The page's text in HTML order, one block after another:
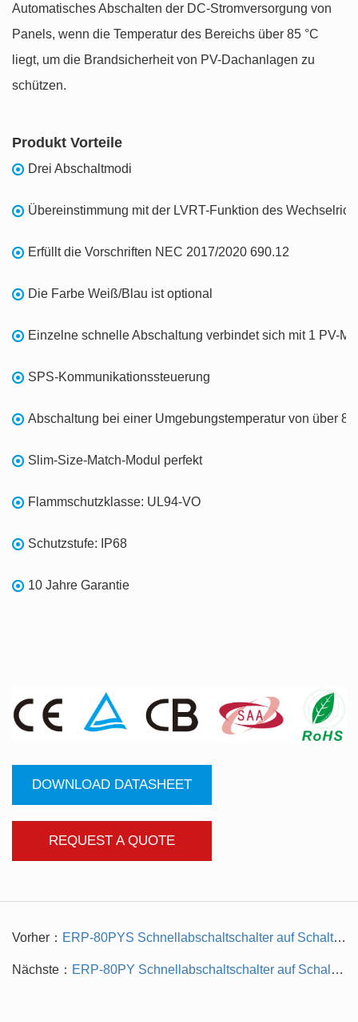
Automatisches Abschalten der DC-Stromversorgung von
Panels, wenn die Temperatur des Bereichs über 85 °C
liegt, um die Brandsicherheit von PV-Dachanlagen zu
schützen.
Produkt Vorteile
Drei Abschaltmodi
Übereinstimmung mit der LVRT-Funktion des
Erfüllt die Vorschriften NEC 2017/2020 690.12
Die Farbe Weiß/Blau ist optional
Einzelne schnelle Abschaltung verbindet sich mit 1 PV-
SPS-Kommunikationssteuerung
Abschaltung bei einer Umgebungstemperatur von über
Slim-Size-Match-Modul perfekt
Flammschutzklasse: UL94-VO
Schutzstufe: IP68
10 Jahre Garantie
DOWNLOAD DATASHEET
REQUEST A QUOTE
Vorher： ERP-80PYS Schnellabschaltschalter auf Schalttafelebene (einer passt zu einem 40-V-SUNSPEC-Protokoll)
Nächste： ERP-80PY Schnellabschaltschalter auf Schalttafelebene (einer passt zu einem 40 V)